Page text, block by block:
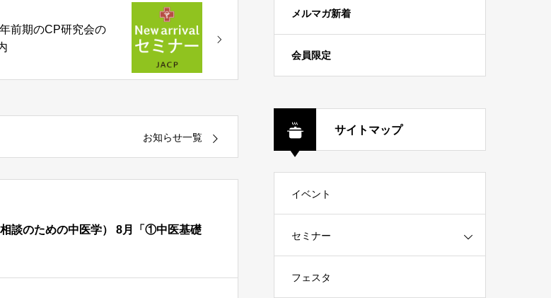
前期のCP研究会の
お知らせ一覧
談のための中医学） 8月「①中医基礎
メルマガ新着
会員限定
サイトマップ
イベント
セミナー
フェスタ